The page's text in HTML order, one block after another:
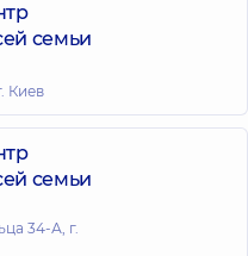
семьи
Киев
семьи
34-А, г.